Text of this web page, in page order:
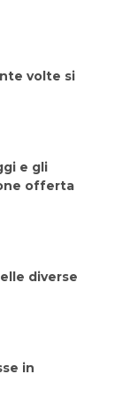
volte si
e gli
offerta
diverse
in